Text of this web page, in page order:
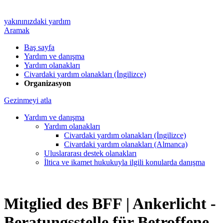
yakınınızdaki yardım
Aramak
Baş sayfa
Yardım ve danışma
Yardım olanakları
Civardaki yardım olanakları (İngilizce)
Organizasyon
Gezinmeyi atla
Yardım ve danışma
Yardım olanakları
Civardaki yardım olanakları (İngilizce)
Civardaki yardım olanakları (Almanca)
Uluslararası destek olanakları
İltica ve ikamet hukukuyla ilgili konularda danışma
Mitglied des BFF | Ankerlicht -